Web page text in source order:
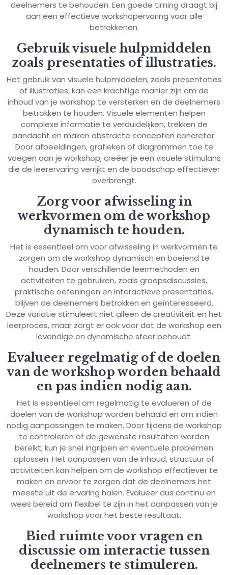
deelnemers te behouden. Een goede timing draagt bij
aan een effectieve workshopervaring voor alle
betrokkenen.
Gebruik visuele hulpmiddelen
zoals presentaties of illustraties.
Het gebruik van visuele hulpmiddelen, zoals presentaties
of illustraties, kan een krachtige manier zijn om de
inhoud van je workshop te versterken en de deelnemers
betrokken te houden. Visuele elementen helpen
complexe informatie te verduidelijken, trekken de
aandacht en maken abstracte concepten concreter.
Door afbeeldingen, grafieken of diagrammen toe te
voegen aan je workshop, creëer je een visuele stimulans
die de leerervaring verrijkt en de boodschap effectiever
overbrengt.
Zorg voor afwisseling in
werkvormen om de workshop
dynamisch te houden.
Het is essentieel om voor afwisseling in werkvormen te
zorgen om de workshop dynamisch en boeiend te
houden. Door verschillende leermethoden en
activiteiten te gebruiken, zoals groepsdiscussies,
praktische oefeningen en interactieve presentaties,
blijven de deelnemers betrokken en geïnteresseerd.
Deze variatie stimuleert niet alleen de creativiteit en het
leerproces, maar zorgt er ook voor dat de workshop een
levendige en dynamische sfeer behoudt.
Evalueer regelmatig of de doelen
van de workshop worden behaald
en pas indien nodig aan.
Het is essentieel om regelmatig te evalueren of de
doelen van de workshop worden behaald en om indien
nodig aanpassingen te maken. Door tijdens de workshop
te controleren of de gewenste resultaten worden
bereikt, kun je snel ingrijpen en eventuele problemen
oplossen. Het aanpassen van de inhoud, structuur of
activiteiten kan helpen om de workshop effectiever te
maken en ervoor te zorgen dat de deelnemers het
meeste uit de ervaring halen. Evalueer dus continu en
wees bereid om flexibel te zijn in het aanpassen van je
workshop voor het beste resultaat.
Bied ruimte voor vragen en
discussie om interactie tussen
deelnemers te stimuleren.